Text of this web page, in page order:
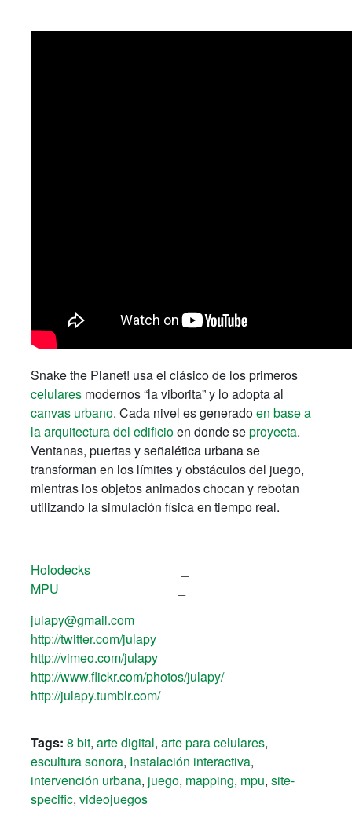
Snake the Planet! usa el clásico de los primeros
celulares modernos “la viborita” y lo adopta al
canvas urbano. Cada nivel es generadoen base a
la arquitectura del edificioen donde seproyecta.
Ventanas, puertas y señalética urbana se
transforman en los límites y obstáculos del juego,
mientras los objetos animados chocan y rebotan
utilizando la simulación física en tiempo real.
Holodecks
MPU
julapy@gmail.com
http://twitter.com/julapy
http://vimeo.com/julapy
http://www.flickr.com/photos/julapy/
http://julapy.tumblr.com/
Tags: 8 bit, arte digital, arte para celulares,
escultura sonora, Instalación interactiva,
intervención urbana, juego, mapping, mpu, site-
specific, videojuegos